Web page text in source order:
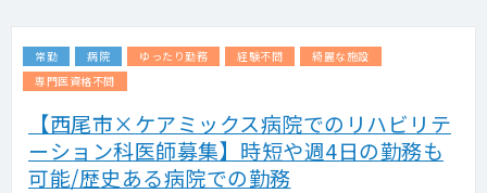
外来名：応相談
受診
※専門医の維持のための外来を希望する場
合は専門外来の実施可
常勤 病院 ゆったり勤務 経験不問
綺麗な施設
専門医資格不問
【西尾市×ケアミックス病院でのリハビリテ
ーション科医師募集】時短や週4日の勤務も
可能/歴史ある病院での勤務